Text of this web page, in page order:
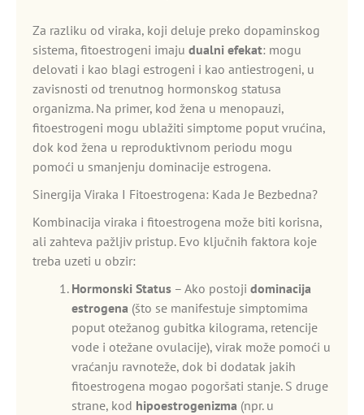
Za razliku od viraka, koji deluje preko dopaminskog
sistema, fitoestrogeni imaju dualni efekat: mogu
delovati i kao blagi estrogeni i kao antiestrogeni, u
zavisnosti od trenutnog hormonskog statusa
organizma. Na primer, kod žena u menopauzi,
fitoestrogeni mogu ublažiti simptome poput vrućina,
dok kod žena u reproduktivnom periodu mogu
pomoći u smanjenju dominacije estrogena.
Sinergija Viraka I Fitoestrogena: Kada Je Bezbedna?
Kombinacija viraka i fitoestrogena može biti korisna,
ali zahteva pažljiv pristup. Evo ključnih faktora koje
treba uzeti u obzir:
Hormonski Status – Ako postoji dominacija
estrogena (što se manifestuje simptomima
poput otežanog gubitka kilograma, retencije
vode i otežane ovulacije), virak može pomoći u
vraćanju ravnoteže, dok bi dodatak jakih
fitoestrogena mogao pogoršati stanje. S druge
strane, kod hipoestrogenizma (npr. u